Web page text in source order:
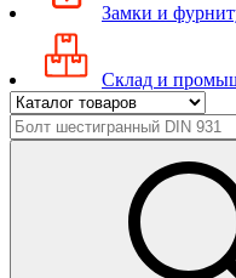
Замки и
Склад и